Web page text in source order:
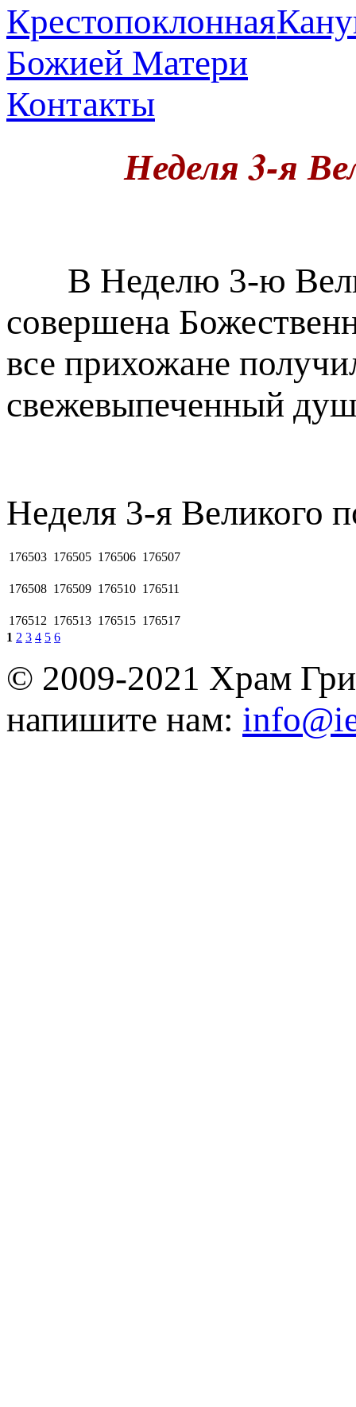
Божией Матери
Контакты
Неделя 3-я
В Неделю 3-ю
совершена
все прихожане
свежевыпеченный
Heдeля 3-я Beликого
176503 176505 176506 176507
176508 176509 176510 176511
176512 176513 176515 176517
1 2 3 4 5 6
© 2009-2021 Храм
напишите нам: